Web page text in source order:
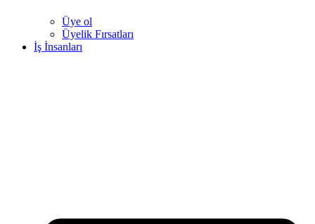
Üye ol
Üyelik Fırsatları
İş İnsanları